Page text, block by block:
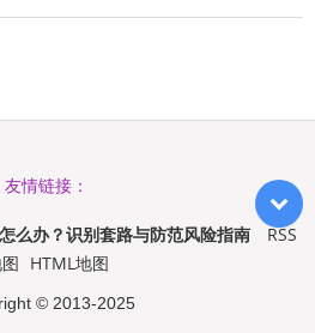
友情链接：
么办？识别套路与防范风险指南
RSS
HTML地图
© 2013-2025